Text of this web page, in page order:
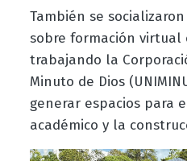
También se
sobre formación virtual
trabajando la
Minuto de Dios
generar espacios para
académico y la